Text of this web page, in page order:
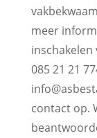
meer
inschakelen
085 21 21
contact op.